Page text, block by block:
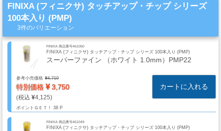
フ・
カ
ス
材
料
FINIXA (フィニクサ) タッチアップ・チップ シリーズ
100本入り (PMP)
3件のバリエーション
FINIXA 商品番号461050
FINIXA (フィニクサ) タッチアップ・チップ シリーズ 100本入り (PMP)
スーパーファイン （ホワイト 1.0mm）PMP22
参考小売価格 4,710
特別価格 3,750
4,125
ポイントＧＥＴ！ 38 P
カートに入れる
FINIXA 商品番号461049
FINIXA (フィニクサ) タッチアップ・チップ シリーズ 100本入り (PMP)